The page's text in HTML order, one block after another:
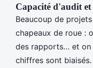
Capacité d'audit
Beaucoup de
chapeaux de roue :
des rapports… et on
chiffres sont biaisés.